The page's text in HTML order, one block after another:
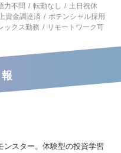
力不問 転勤なし
土日祝休
資金調達済
ポテンシャル採用
ックス勤務
リモートワーク可
ンスター。体験型の投資学習